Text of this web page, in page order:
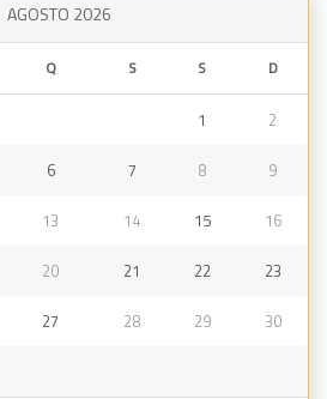
AGOSTO 2026
Q S S D
1 2
6 7 8 9
13 14 15 16
20 21 22 23
27 28 29 30